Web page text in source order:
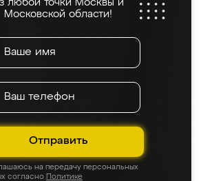
любой точки Москвы и
Московской области!
Отправить
на передачу персональных
согласно Политике